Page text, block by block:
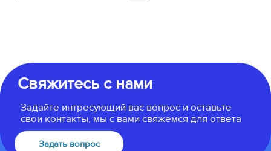
Свяжитесь с нами
Задайте интресующий вас вопрос и оставьте
свои контакты, мы с вами свяжемся для ответа
Задать вопрос